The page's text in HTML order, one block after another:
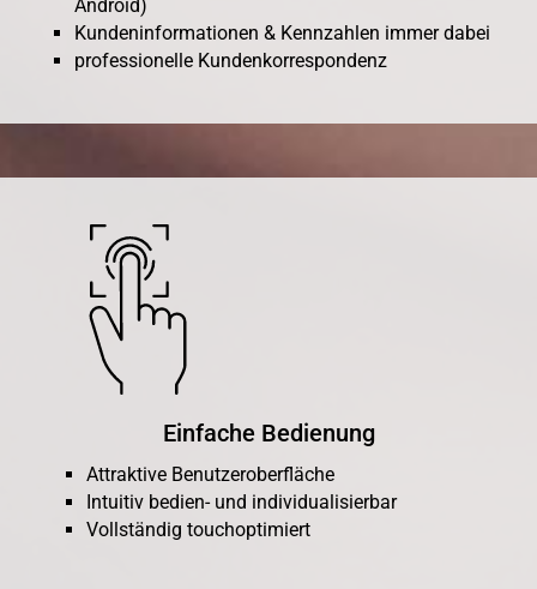
Android)
Kundeninformationen & Kennzahlen immer dabei
professionelle Kundenkorrespondenz
Einfache Bedienung
Attraktive Benutzeroberfläche
Intuitiv bedien- und individualisierbar
Vollständig touchoptimiert